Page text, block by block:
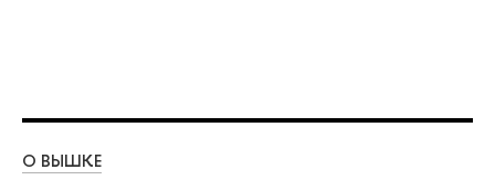
О ВЫШКЕ